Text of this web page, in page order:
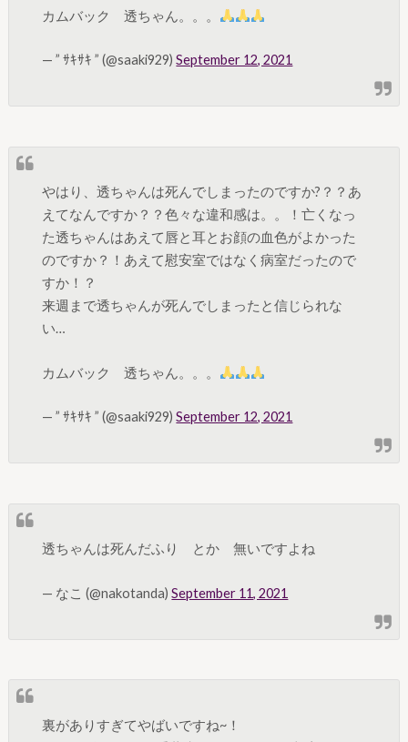
カムバック 透ちゃん。。。
— ” ｻｷｻｷ ” (@saaki929)September 12, 2021
やはり、透ちゃんは死んでしまったのですか?？？あ
えてなんですか？？色々な違和感は。。！亡くなっ
た透ちゃんはあえて唇と耳とお顔の血色がよかった
のですか？！あえて慰安室ではなく病室だったので
すか！？
来週まで透ちゃんが死んでしまったと信じられな
い…
カムバック 透ちゃん。。。
— ” ｻｷｻｷ ” (@saaki929)September 12, 2021
透ちゃんは死んだふり とか 無いですよね
— なこ (@nakotanda)September 11, 2021
裏がありすぎてやばいですね~！